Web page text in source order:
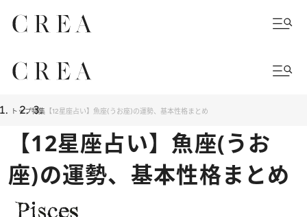
トップ特集 【12星座占い】魚座(うお座)の運勢、基本性格まとめ
【12星座占い】魚座(うお
座)の運勢、基本性格まとめ